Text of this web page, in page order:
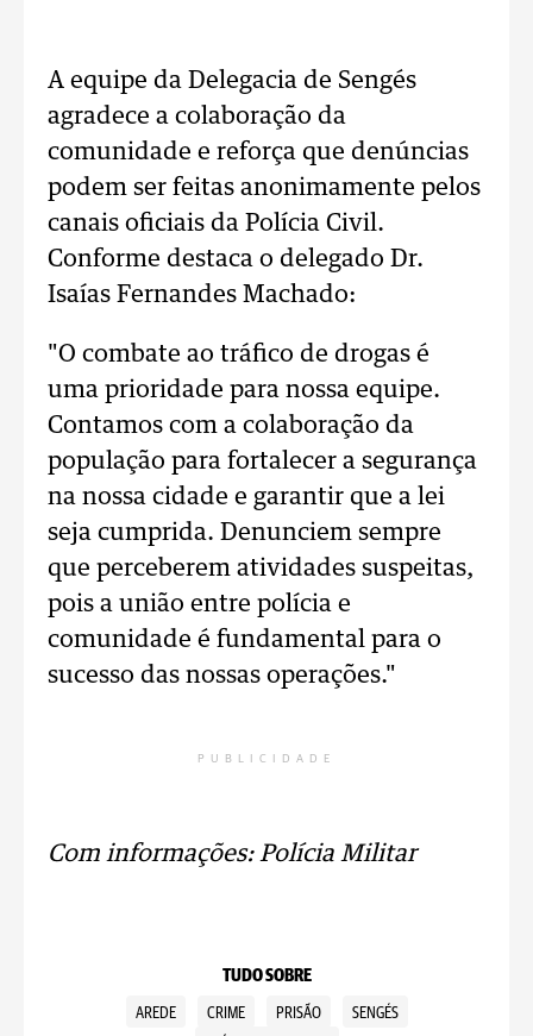
A equipe da Delegacia de Sengés
agradece a colaboração da
comunidade e reforça que denúncias
podem ser feitas anonimamente pelos
canais oficiais da Polícia Civil.
Conforme destaca o delegado Dr.
Isaías Fernandes Machado:
"O combate ao tráfico de drogas é
uma prioridade para nossa equipe.
Contamos com a colaboração da
população para fortalecer a segurança
na nossa cidade e garantir que a lei
seja cumprida. Denunciem sempre
que perceberem atividades suspeitas,
pois a união entre polícia e
comunidade é fundamental para o
sucesso das nossas operações."
PUBLICIDADE
Com informações: Polícia Militar
TUDO SOBRE
AREDE CRIME PRISÃO SENGÉS